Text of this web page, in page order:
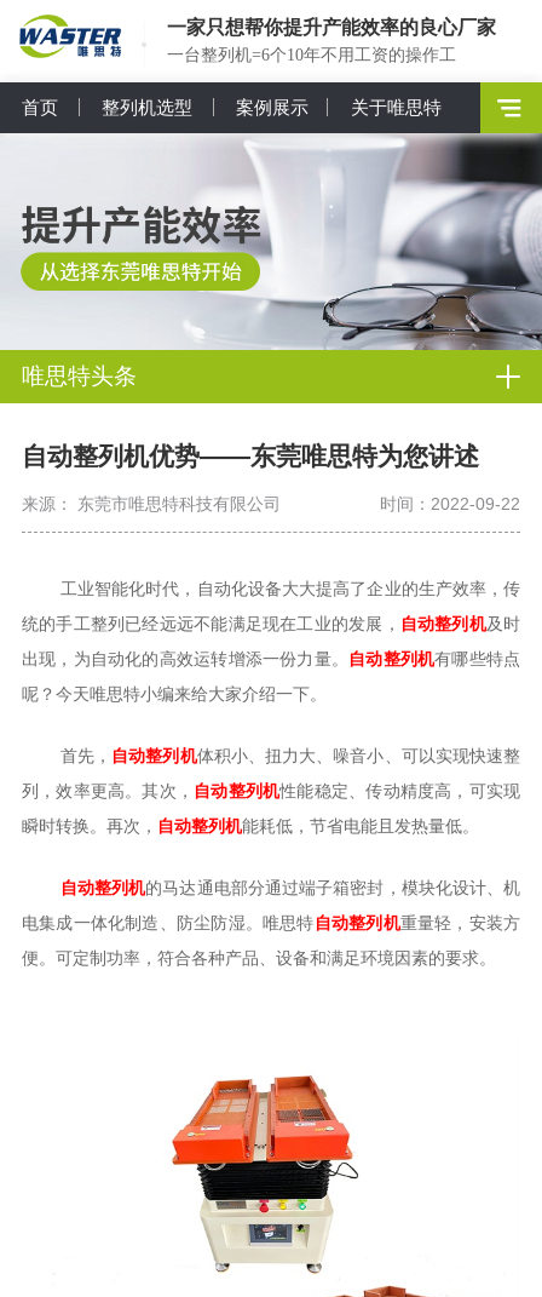
一家只想帮你提升产能效率的良心厂家
一台整列机=6个10年不用工资的操作工
首页 整列机选型 案例展示 关于唯思特
唯思特头条
自动整列机优势——东莞唯思特为您讲述
来源： 东莞市唯思特科技有限公司 时间：2022-09-22
工业智能化时代，自动化设备大大提高了企业的生产效率，传
统的手工整列已经远远不能满足现在工业的发展， 自动整列机及时
出现，为自动化的高效运转增添一份力量。
自动整列机有哪些特点
呢？今天唯思特小编来给大家介绍一下。
首先， 自动整列机体积小、扭力大、噪音小、可以实现快速整
列，效率更高。其次， 自动整列机性能稳定、传动精度高，可实现
瞬时转换。再次， 自动整列机能耗低，节省电能且发热量低。
自动整列机的马达通电部分通过端子箱密封，模块化设计、机
电集成一体化制造、防尘防湿。唯思特 自动整列机重量轻，安装方
便。可定制功率，符合各种产品、设备和满足环境因素的要求。